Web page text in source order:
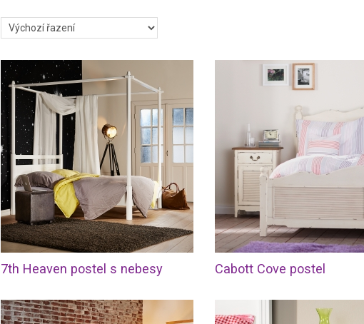
již hotových ložnic a inspirujte se.
designéři Vám rádi poradí. Na Intrierech.cz jistě najdete tu správnou inspiraci,
perfektní místo pro Vaši relaxaci a odpočinek. Navíc zde máte možnost
dodavatele ve svém okolí a zjistit výhody, které nabízí, i když si pro ložnici
venkovské ložnice.
7th Heaven postel s nebesy Cabott Cove postel